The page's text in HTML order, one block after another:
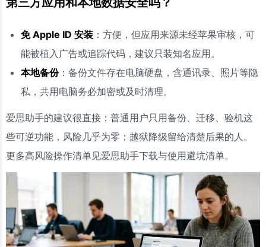
免 Apple ID 安装 ：方便，但应用来源未经苹果审核，可
能被植入广告或追踪代码，建议只装知名应用。
本地备份：备份文件存在电脑硬盘，含通讯录、照片等隐
私，共用电脑务必加密或及时清理。
爱思助手的建议很直接：普通用户只用备份、迁移、验机这
些可逆功能，风险几乎为零；越狱降级留给清楚后果的人。
更多高风险操作清单见爱思助手下载与使用避坑清单。